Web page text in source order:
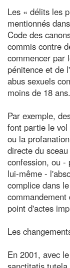
Les « délits les
mentionnés
Code des
commis contre
commencer par
pénitence et de
abus sexuels
moins de 18 ans.
Par exemple,
font partie le vol
ou la
directe du
confession, ou -
lui-même -
complice dans
commandement
point d'actes
Les
En 2001, avec